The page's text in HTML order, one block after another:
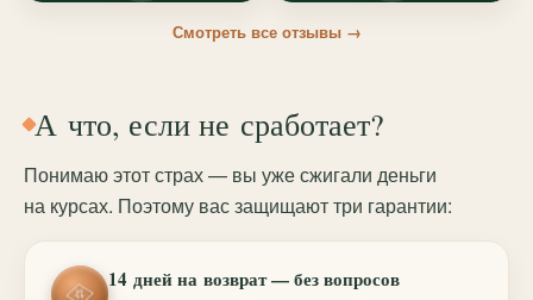
Смотреть все отзывы →
А что, если не сработает?
Понимаю этот страх — вы уже сжигали деньги
на курсах. Поэтому вас защищают три гарантии:
14 дней на возврат — без вопросов